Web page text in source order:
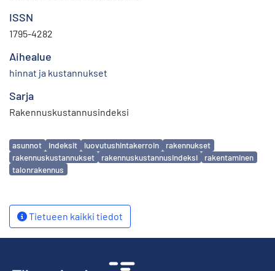
ISSN
1795-4282
Aihealue
hinnat ja kustannukset
Sarja
Rakennuskustannusindeksi
Avainsanat
asunnot indeksit luovutushintakerroin
rakennukset
rakennuskustannukset
rakennuskustannusindeksi
rakentaminen
talonrakennus
Tietueen kaikki tiedot